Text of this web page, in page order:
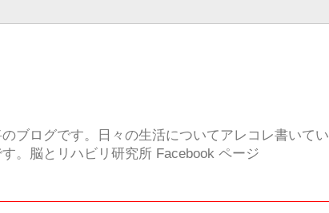
ブログです。日々の生活についてアレコレ書いてい
。脳とリハビリ研究所 Facebook ページ